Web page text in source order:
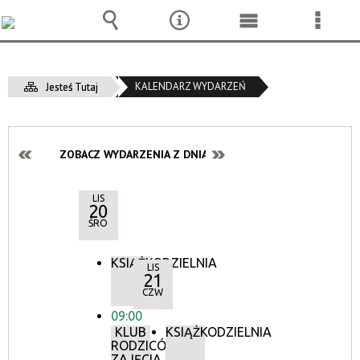
Jesteś Tutaj KALENDARZ WYDARZEŃ
ZOBACZ WYDARZENIA Z DNIA:
LIS
20
ŚRO
KSIĄŻKODZIELNIA
09:00
KLUB
RODZICÓW:
LIS
21
CZW
KSIĄŻKODZIELNIA
Wyszukiwarka
NarzędziaMenu
Menu